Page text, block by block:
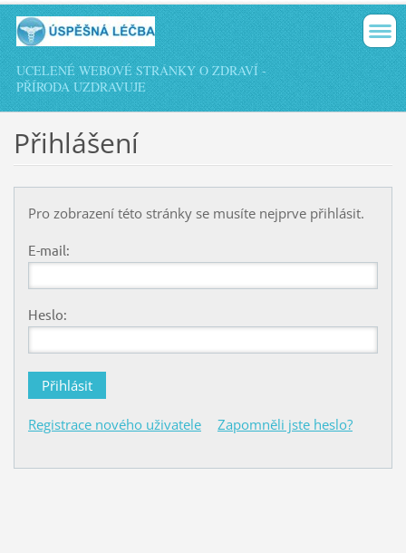
UCELENÉ WEBOVÉ STRÁNKY O ZDRAVÍ -
PŘÍRODA UZDRAVUJE
Přihlášení
Pro zobrazení této stránky se musíte nejprve přihlásit.
E-mail:
Heslo:
Registrace nového uživatele Zapomněli jste heslo?